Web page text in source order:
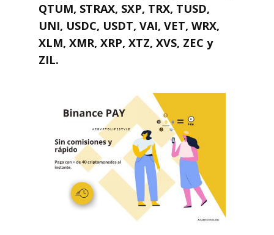
QTUM, STRAX, SXP, TRX, TUSD,
UNI, USDC, USDT, VAI, VET, WRX,
XLM, XMR, XRP, XTZ, XVS, ZEC y
ZIL.